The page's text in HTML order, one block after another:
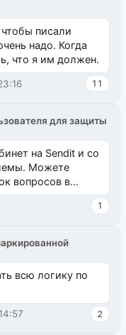
писали
надо. Когда
что я им должен.
11
для защиты
на Sendit и со
Можете
вопросов в
пока пуст, и,...
1
всю логику по
2